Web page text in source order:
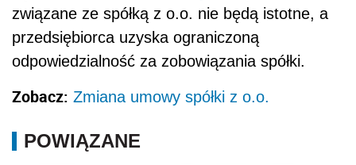
związane ze spółką z o.o. nie będą istotne, a
przedsiębiorca uzyska ograniczoną
odpowiedzialność za zobowiązania spółki.
Zobacz: Zmiana umowy spółki z o.o.
POWIĄZANE